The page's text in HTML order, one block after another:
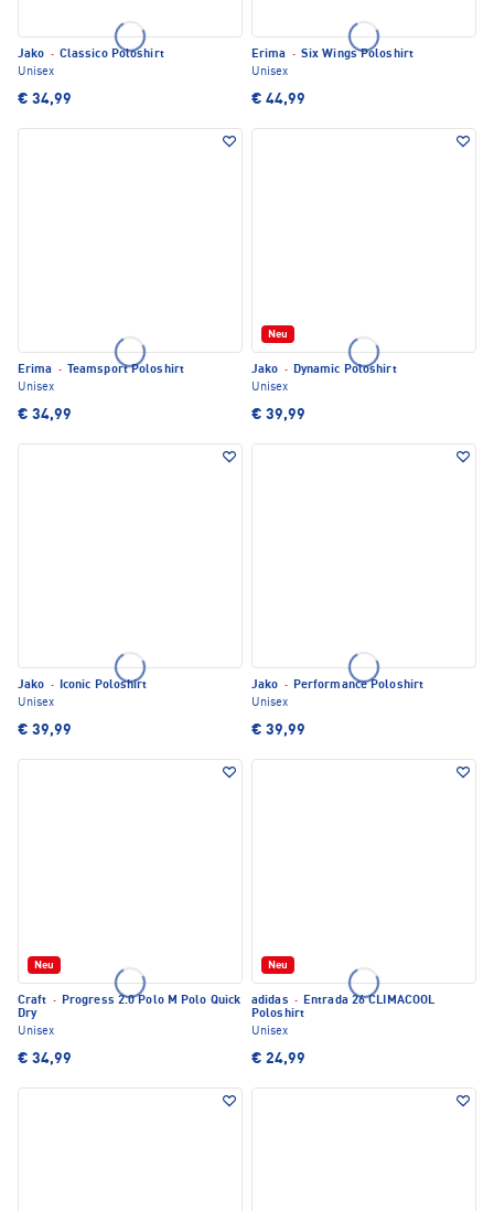
Jako · Classico Poloshirt
Unisex
€ 34,99
Erima · Six Wings Poloshirt
Unisex
€ 44,99
Erima ·
Teamsport Poloshirt
Unisex
€ 34,99
Neu
Jako · Dynamic Poloshirt
Unisex
€ 39,99
Jako · Iconic Poloshirt
Unisex
€ 39,99
Jako · Performance Poloshirt
Unisex
€ 39,99
Neu
Craft · Progress 2.0 Polo M Polo Quick
Dry
Unisex
€ 34,99
Neu
adidas · Entrada 26 CLIMACOOL
Poloshirt
Unisex
€ 24,99